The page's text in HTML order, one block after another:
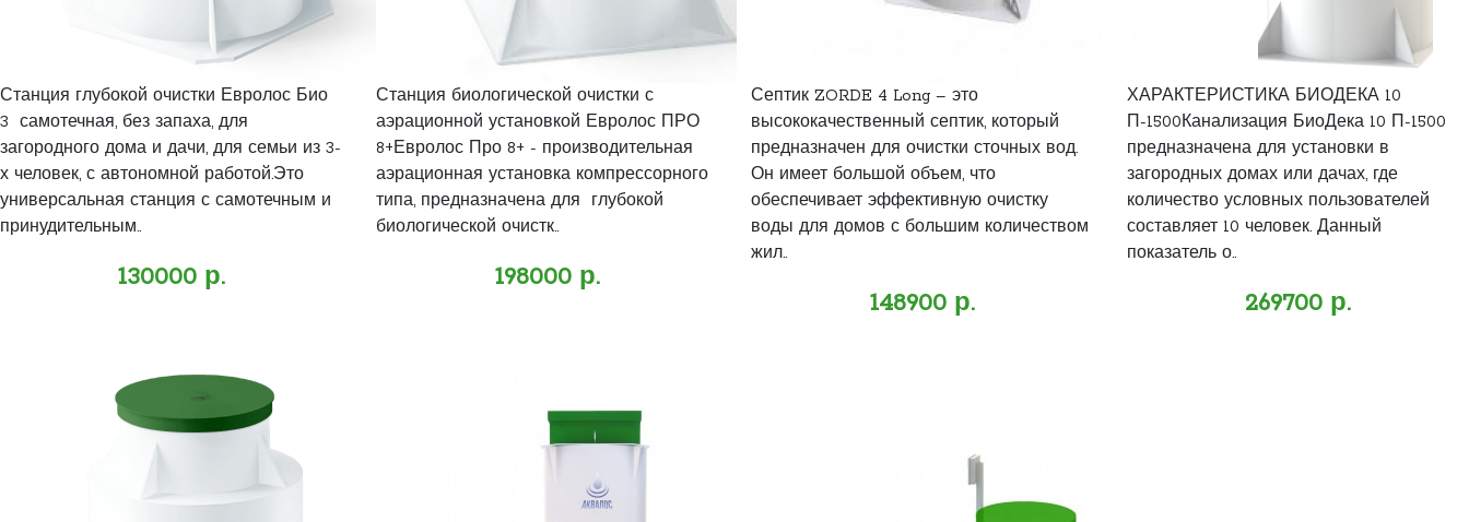
Станция глубокой очистки Евролос Био
3 самотечная, без запаха, для
загородного дома и дачи, для семьи из 3-
х человек, с автономной работой.Это
универсальная станция с самотечным и
принудительным..
130000 р.
Станция биологической очистки с
аэрационной установкой Евролос ПРО
8+Евролос Про 8+ - производительная
аэрационная установка компрессорного
типа, предназначена для глубокой
биологической очистк..
198000 р.
Септик ZORDE 4 Long – это
высококачественный септик, который
предназначен для очистки сточных вод.
Он имеет большой объем, что
обеспечивает эффективную очистку
воды для домов с большим количеством
жил..
148900 р.
ХАРАКТЕРИСТИКА БИОДЕКА 10
П-1500Канализация БиоДека 10 П-1500
предназначена для установки в
загородных домах или дачах, где
количество условных пользователей
составляет 10 человек. Данный
показатель о..
269700 р.